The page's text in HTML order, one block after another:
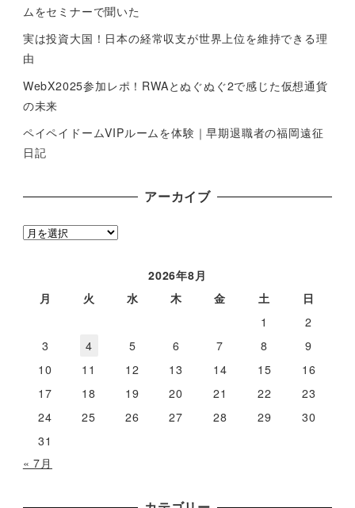
ムをセミナーで聞いた
実は投資大国！日本の経常収支が世界上位を維持できる理
由
WebX2025参加レポ！RWAとぬぐぬぐ2で感じた仮想通貨
の未来
ペイペイドームVIPルームを体験｜早期退職者の福岡遠征
日記
アーカイブ
ア
2026年8月
月
火 水 木 金 土
日
1
2
3
4 5 6 7 8
9
10
11 12 13 14 15
16
17
18 19 20 21 22
23
24
25 26 27 28 29
30
31
« 7月